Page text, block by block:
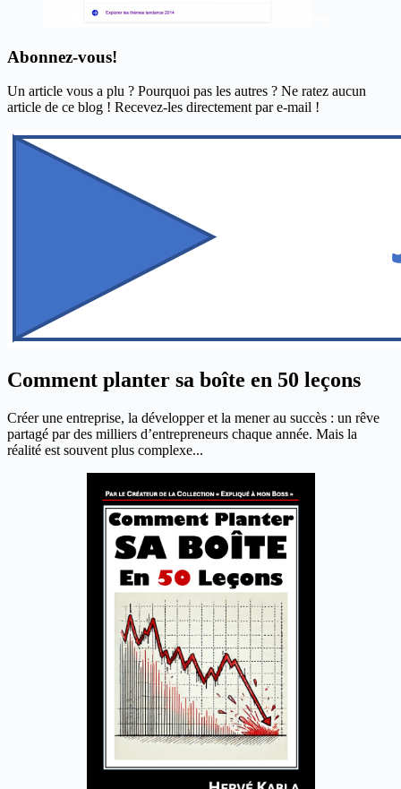
Abonnez-vous!
Un article vous a plu ? Pourquoi pas les autres ? Ne ratez aucun
article de ce blog ! Recevez-les directement par e-mail !
Comment planter sa boîte en 50 leçons
Créer une entreprise, la développer et la mener au succès : un rêve
partagé par des milliers d’entrepreneurs chaque année. Mais la
réalité est souvent plus complexe...